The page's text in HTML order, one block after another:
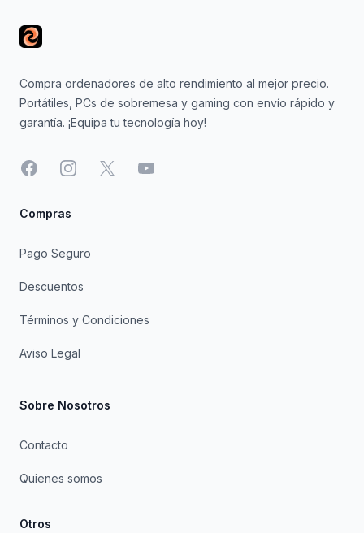
Compra ordenadores de alto rendimiento al mejor precio.
Portátiles, PCs de sobremesa y gaming con envío rápido y
garantía. ¡Equipa tu tecnología hoy!
FacebookInstagram
X YouTube
Compras
Pago Seguro
Descuentos
Términos y Condiciones
Aviso Legal
Sobre Nosotros
Contacto
Quienes somos
Otros